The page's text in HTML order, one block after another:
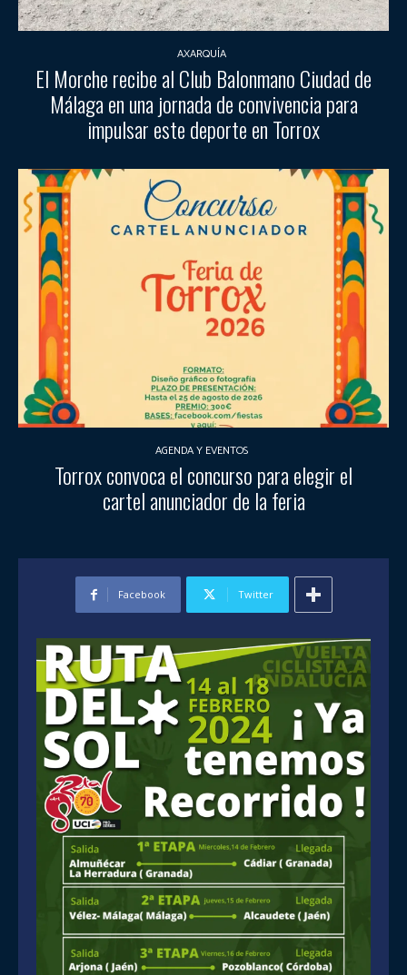
AXARQUÍA
El Morche recibe al Club Balonmano Ciudad de
Málaga en una jornada de convivencia para
impulsar este deporte en Torrox
AGENDA Y EVENTOS
Torrox convoca el concurso para elegir el
cartel anunciador de la feria
Facebook Twitter